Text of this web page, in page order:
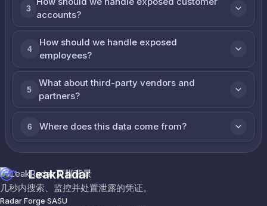
3
accounts?
4
How should we handle exposed
employees?
5
What about third-party vendors and
partners?
6 Where does this data come from?
LeakRadar
几秒内搜索、监控并处置泄露的凭证。
Radar Forge SASU